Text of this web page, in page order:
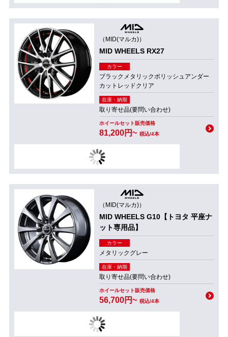
（MID(マルカ)）
MID WHEELS RX27
カラー
ブラックメタリックポリッシュアンダー
カットレッドクリア
在庫・納期
取り寄せ品(要問い合わせ)
ホイールセット販売価格
81,200円~ 税込/4本
（MID(マルカ)）
MID WHEELS G10【トヨタ 平座ナ
ット専用品】
カラー
メタリックグレー
在庫・納期
取り寄せ品(要問い合わせ)
ホイールセット販売価格
56,700円~ 税込/4本